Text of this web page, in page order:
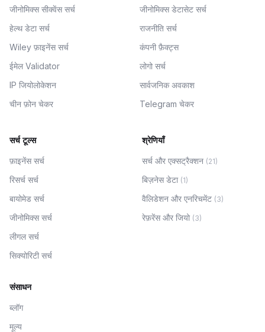
जीनोमिक्स सीक्वेंस सर्च
जीनोमिक्स डेटासेट सर्च
हेल्थ डेटा सर्च
राजनीति सर्च
Wiley फ़ाइनेंस सर्च
कंपनी फ़ैक्ट्स
ईमेल Validator
लोगो सर्च
IP जियोलोकेशन
सार्वजनिक अवकाश
चीन फ़ोन चेकर
Telegram चेकर
सर्च टूल्स
फ़ाइनेंस सर्च
रिसर्च सर्च
बायोमेड सर्च
जीनोमिक्स सर्च
लीगल सर्च
सिक्योरिटी सर्च
श्रेणियाँ
सर्च और एक्सट्रैक्शन (21)
बिज़नेस डेटा (1)
वैलिडेशन और एनरिचमेंट (3)
रेफ़रेंस और जियो (3)
संसाधन
ब्लॉग
मूल्य